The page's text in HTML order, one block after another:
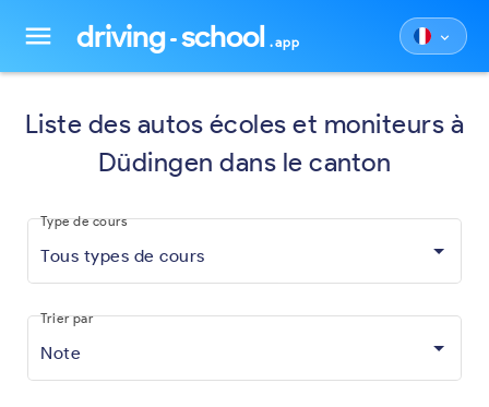
menu driving school .app keyboard_arrow_down
Liste des autos écoles et moniteurs à
Düdingen dans le canton
Tous types de cours
Type de cours
Note
Trier par